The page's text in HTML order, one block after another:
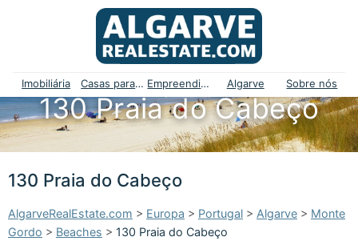
Imobiliária Casas para venda Empreendimentos Algarve Sobre nós
130 Praia do Cabeço
130 Praia do Cabeço
AlgarveRealEstate.com > Europa > Portugal > Algarve > Monte
Gordo > Beaches > 130 Praia do Cabeço